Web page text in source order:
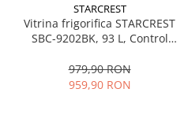
STARCREST
Vitrina frigorifica STARCREST
SBC-9202BK, 93 L, Control
83.2 cm, Negru
979,90 RON
959,90 RON